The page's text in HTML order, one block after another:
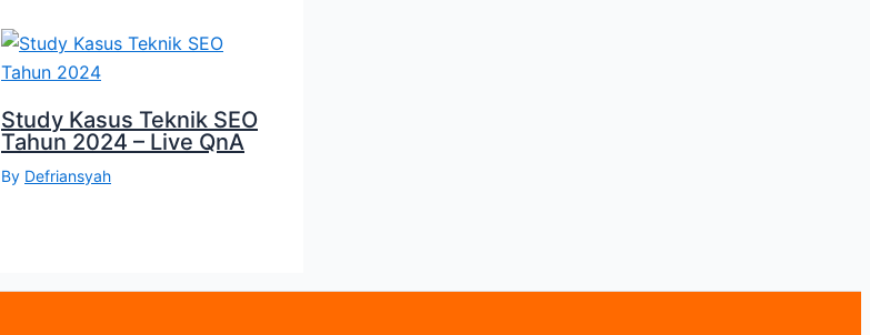
Study Kasus Teknik SEO
Tahun 2024 – Live QnA
By Defriansyah